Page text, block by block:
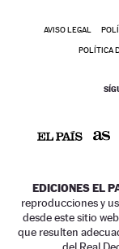
AVISO LEGAL
POLÍTICA
EDICIONES EL
reproducciones y
desde este sitio
que resulten